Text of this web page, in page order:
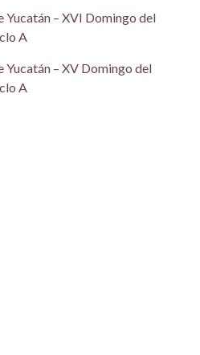
– XVI Domingo del
A
– XV Domingo del
A